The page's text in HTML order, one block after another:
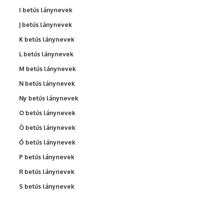
I betűs lánynevek
J betűs lánynevek
K betűs lánynevek
L betűs lánynevek
M betűs lánynevek
N betűs lánynevek
Ny betűs lánynevek
O betűs lánynevek
Ö betűs lánynevek
Ő betűs lánynevek
P betűs lánynevek
R betűs lánynevek
S betűs lánynevek